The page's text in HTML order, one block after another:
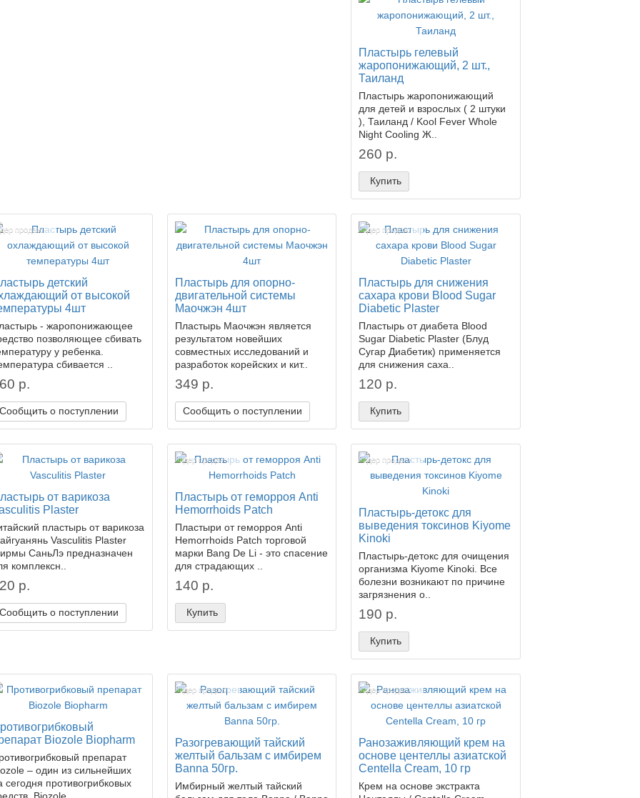
Пластырь гелевый
жаропонижающий, 2 шт.,
Таиланд
Пластырь жаропонижающий
для детей и взрослых ( 2 штуки
), Таиланд / Kool Fever Whole
Night Cooling Ж..
260 р.
Купить
продаж!
детский
от высокой
4шт
- жаропонижающее
позволяющее сбивать
у ребенка.
сбивается ..
р.
о поступлении
Пластырь для опорно-
двигательной системы
Маочжэн 4шт
Пластырь Маочжэн является
результатом новейших
совместных исследований и
разработок корейских и кит..
349 р.
Сообщить о поступлении
Лидер продаж!
Пластырь для снижения
сахара крови Blood Sugar
Diabetic Plaster
Пластырь от диабета Blood
Sugar Diabetic Plaster (Блуд
Сугар Диабетик) применяется
для снижения саха..
120 р.
Купить
от варикоза
Plaster
пластырь от варикоза
Vasculitis Plaster
СаньЛэ предназначен
комплексн..
р.
о поступлении
Лидер продаж!
Пластырь от геморроя Anti
Hemorrhoids Patch
Пластыри от геморроя Anti
Hemorrhoids Patch торговой
марки Bang De Li - это спасение
для страдающих ..
140 р.
Купить
Лидер продаж!
Пластырь-детокс для
выведения токсинов Kiyome
Kinoki
Пластырь-детокс для очищения
организма Kiyome Kinoki. Все
болезни возникают по причине
загрязнения о..
190 р.
Купить
Biozole Biopharm
препарат
– один из сильнейших
сегодня противогрибковых
Лидер продаж!
Разогревающий тайский
желтый бальзам с имбирем
Banna 50гр.
Имбирный желтый тайский
Лидер продаж!
Ранозаживляющий крем на
основе центеллы азиатской
Centella Cream, 10 гр
Крем на основе экстракта